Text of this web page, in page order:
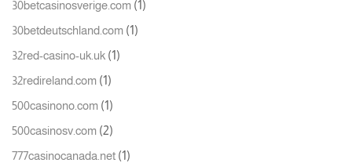
30betcasinosverige.com (1)
30betdeutschland.com (1)
32red-casino-uk.uk (1)
32redireland.com (1)
500casinono.com (1)
500casinosv.com (2)
777casinocanada.net (1)